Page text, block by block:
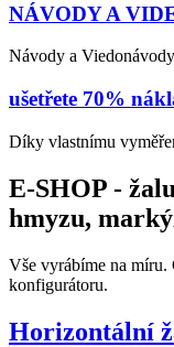
NÁVODY A
Návody a
ušetřete 70%
Díky vlastnímu
E-SHOP -
hmyzu,
Vše vyrábíme na míru.
konfigurátoru.
Horizontální